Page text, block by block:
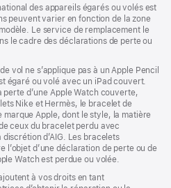
des appareils égarés ou volés est
peuvent varier en fonction de la zone
Le service de remplacement le
le cadre des déclarations de perte ou
vol ne s’applique pas à un Apple Pencil
égaré ou volé avec un iPad couvert.
d’une Apple Watch couverte,
Nike et Hermès, le bracelet de
Apple, dont le style, la matière
ceux du bracelet perdu avec
discrétion d’AIG. Les bracelets
l’objet d’une déclaration de perte ou de
Watch est perdue ou volée.
à vos droits en tant